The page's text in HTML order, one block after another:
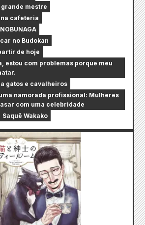
mestre
cafeteria
no Budokan
de hoje
estou com problemas porque meu
gatos e cavalheiros
namorada profissional: Mulheres
com uma celebridade
Saquê Wakako